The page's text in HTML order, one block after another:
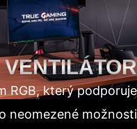
RGB, který podporuje
neomezené možnosti